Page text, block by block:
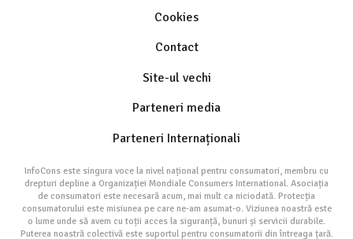
Cookies
Contact
Site-ul vechi
Parteneri media
Parteneri Internaționali
InfoCons este singura voce la nivel național pentru consumatori, membru cu
drepturi depline a Organizației Mondiale Consumers International. Asociația
de consumatori este necesară acum, mai mult ca niciodată. Protecția
consumatorului este misiunea pe care ne-am asumat-o. Viziunea noastră este
o lume unde să avem cu toții acces la siguranță, bunuri și servicii durabile.
Puterea noastră colectivă este suportul pentru consumatorii din întreaga țară.